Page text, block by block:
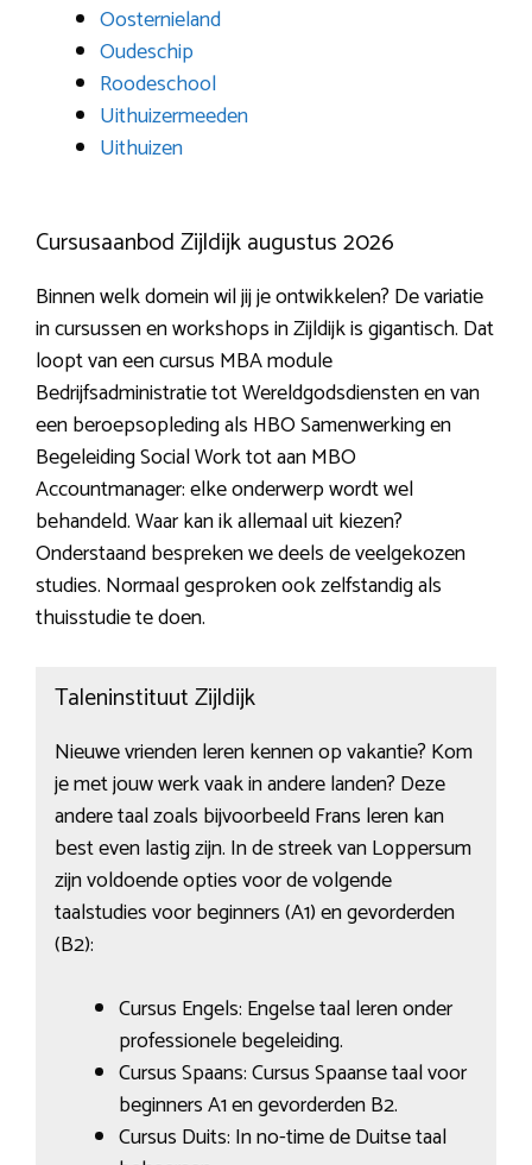
Oosternieland
Oudeschip
Roodeschool
Uithuizermeeden
Uithuizen
Cursusaanbod Zijldijk augustus 2026
Binnen welk domein wil jij je ontwikkelen? De variatie
in cursussen en workshops in Zijldijk is gigantisch. Dat
loopt van een cursus MBA module
Bedrijfsadministratie tot Wereldgodsdiensten en van
een beroepsopleding als HBO Samenwerking en
Begeleiding Social Work tot aan MBO
Accountmanager: elke onderwerp wordt wel
behandeld. Waar kan ik allemaal uit kiezen?
Onderstaand bespreken we deels de veelgekozen
studies. Normaal gesproken ook zelfstandig als
thuisstudie te doen.
Taleninstituut Zijldijk
Nieuwe vrienden leren kennen op vakantie? Kom
je met jouw werk vaak in andere landen? Deze
andere taal zoals bijvoorbeeld Frans leren kan
best even lastig zijn. In de streek van Loppersum
zijn voldoende opties voor de volgende
taalstudies voor beginners (A1) en gevorderden
(B2):
Cursus Engels: Engelse taal leren onder
professionele begeleiding.
Cursus Spaans: Cursus Spaanse taal voor
beginners A1 en gevorderden B2.
Cursus Duits: In no-time de Duitse taal